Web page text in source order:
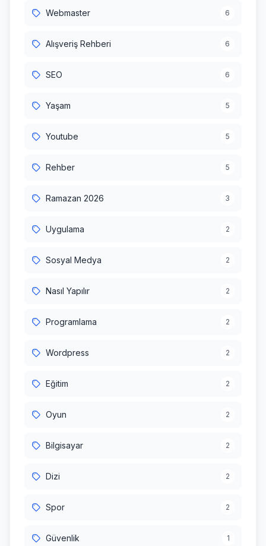
Webmaster 6
Alışveriş Rehberi 6
SEO 6
Yaşam 5
Youtube 5
Rehber 5
Ramazan 2026 3
Uygulama 2
Sosyal Medya 2
Nasıl Yapılır 2
Programlama 2
Wordpress 2
Eğitim 2
Oyun 2
Bilgisayar 2
Dizi 2
Spor 2
Güvenlik 1